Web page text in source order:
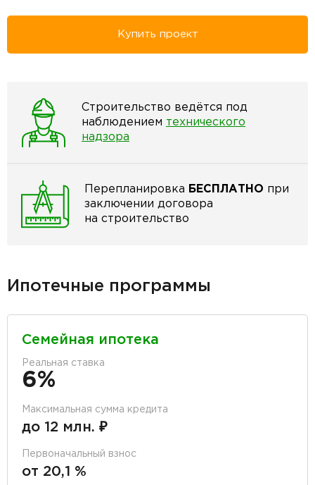
Купить проект
Строительство ведётся под
наблюдением технического
надзора
Перепланировка БЕСПЛАТНО при
заключении договора
на строительство
Ипотечные программы
Семейная ипотека
Реальная ставка
6%
Максимальная сумма кредита
до 12 млн. ₽
Первоначальный взнос
от 20,1 %